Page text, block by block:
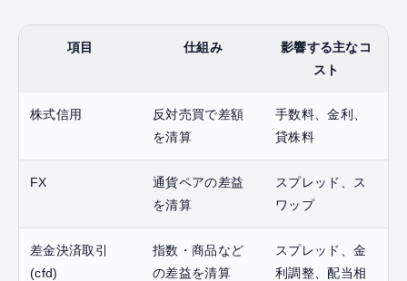
項目 仕組み
影響する主なコ
スト
株式信用
反対売買で差額
を清算
手数料、金利、
貸株料
FX
通貨ペアの差益
を清算
スプレッド、ス
ワップ
差金決済取引
(cfd)
指数・商品など
の差益を清算
スプレッド、金
利調整、配当相